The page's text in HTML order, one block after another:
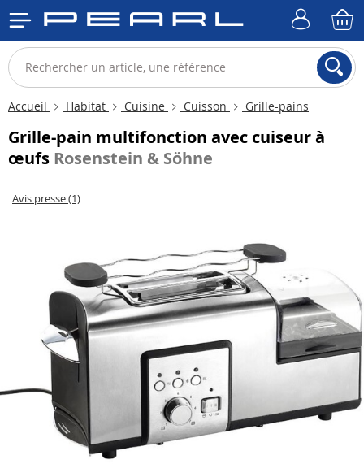
Accueil Habitat Cuisine Cuisson Grille-pains
Grille-pain multifonction avec cuiseur à
œufs Rosenstein & Söhne
Avis presse (1)